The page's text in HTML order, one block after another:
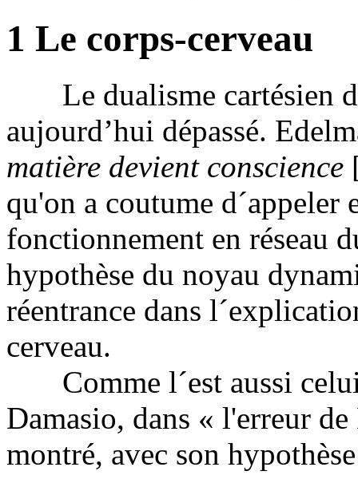
1 Le corps-cerveau
Le dualisme cartésien
aujourd’hui dépassé.
matière devient conscience
qu'on a coutume d´appeler
fonctionnement en réseau
hypothèse du noyau
réentrance dans
cerveau.
Comme l´est aussi celui
Damasio, dans « l'erreur
montré, avec son